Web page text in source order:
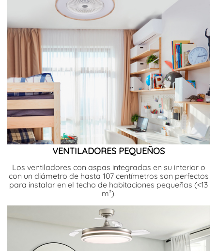
VENTILADORES PEQUEÑOS
Los ventiladores con aspas integradas en su interior o
con un diámetro de hasta 107 centímetros son perfectos
para instalar en el techo de habitaciones pequeñas (<13
m²).